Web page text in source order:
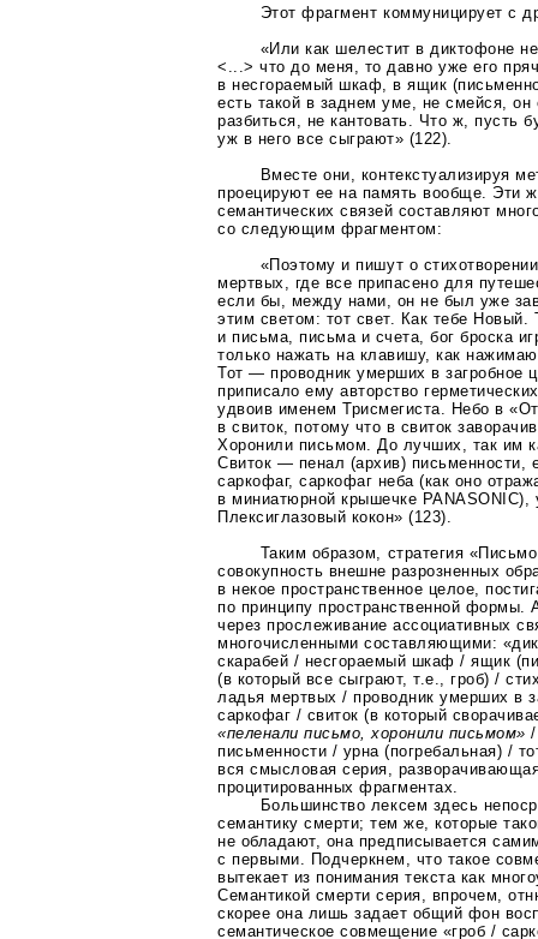
Этот фрагмент коммуницирует с
«Или как шелестит в диктофоне
<...> что до меня, то давно уже его
в несгораемый шкаф, в ящик
есть такой в заднем уме, не смейся,
разбиться, не кантовать. Что ж, пусть
уж в него все сыграют» (122).
Вместе они, контекстуализируя
проецируют ее на память вообще. Эти
семантических связей составляют
со следующим фрагментом:
«Поэтому и пишут о
мертвых, где все припасено для
если бы, между нами, он не был уже
этим светом: тот свет. Как тебе
и письма, письма и счета, бог броска
только нажать на клавишу, как
Тот — проводник умерших в загробное
приписало ему авторство
удвоив именем Трисмегиста. Небо в
в свиток, потому что в свиток
Хоронили письмом. До лучших, так им
Свиток — пенал (архив) письменности,
саркофаг, саркофаг неба (как оно
в миниатюрной крышечке PANASONIC),
Плексиглазовый кокон» (123).
Таким образом, стратегия
совокупность внешне разрозненных
в некое пространственное целое,
по принципу пространственной формы.
через прослеживание ассоциативных
многочисленными составляющими:
скарабей / несгораемый шкаф / ящик
(в который все сыграют, т.е., гроб) /
ладья мертвых / проводник умерших в
саркофаг / свиток (в который
«пеленали письмо, хоронили письмом»
письменности / урна (погребальная) /
вся смысловая серия,
процитированных фрагментах.
Большинство лексем здесь
семантику смерти; тем же, которые
не обладают, она предписывается
с первыми. Подчеркнем, что такое
вытекает из понимания текста как
Семантикой смерти серия, впрочем,
скорее она лишь задает общий фон
семантическое совмещение «гроб /